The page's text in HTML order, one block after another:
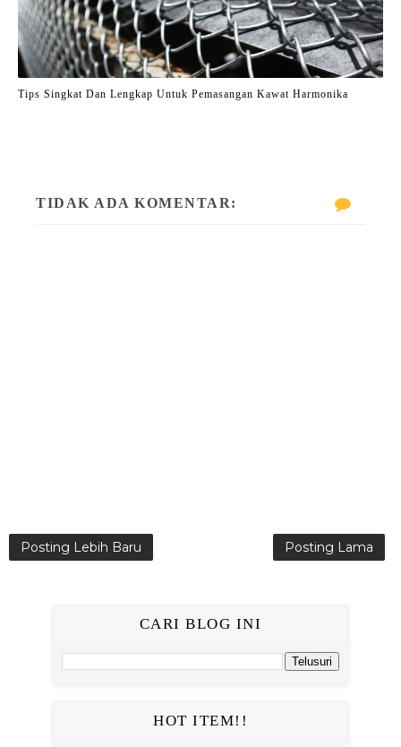
Tips Singkat Dan Lengkap Untuk Pemasangan Kawat Harmonika
TIDAK ADA KOMENTAR:
Posting Lebih Baru Posting Lama
CARI BLOG INI
HOT ITEM!!